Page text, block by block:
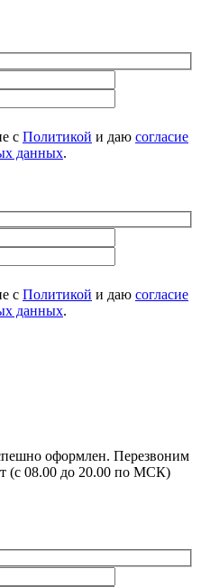
с Политикой и даю согласие
данных.
с Политикой и даю согласие
данных.
оформлен. Перезвоним
(с 08.00 до 20.00 по МСК)